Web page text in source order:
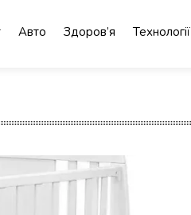
Авто Здоров’я Технології